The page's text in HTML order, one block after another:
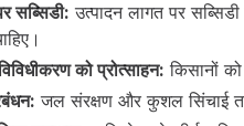
सब्सिडी: उत्पादन लागत पर
को प्रोत्साहन: किसानों
जल संरक्षण और कुशल सिंचाई